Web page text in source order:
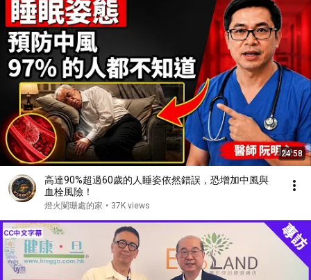
24:58
高達90%超過60歲的人睡姿依然錯誤，恐增加中風與
血栓風險！
燈火闌珊處的家 • 37K views